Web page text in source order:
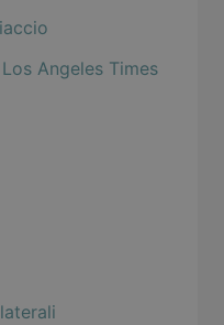
Angeles Times